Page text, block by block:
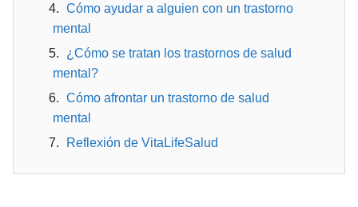
Cómo ayudar a alguien con un trastorno
mental
¿Cómo se tratan los trastornos de salud
mental?
Cómo afrontar un trastorno de salud
mental
Reflexión de VitaLifeSalud